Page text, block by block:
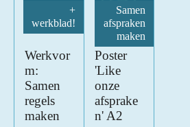
+
werkblad!
Werkvor
m:
Samen
regels
maken
Samen
afspraken
maken
Poster
'Like
onze
afsprake
n' A2